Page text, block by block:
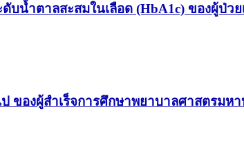
น้ำตาลสะสมในเลือด (HbA1c) ของผู้ป่ว
ของผู้สำเร็จการศึกษาพยาบาลศาสตรม